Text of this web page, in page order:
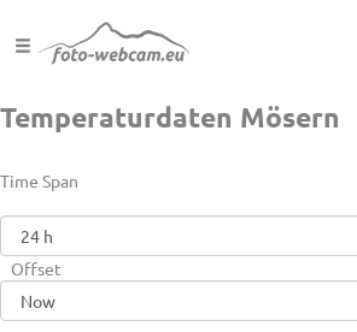
Temperaturdaten Mösern
Time Span
Offset